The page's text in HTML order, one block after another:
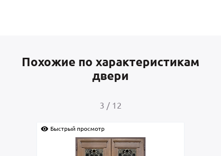
Похожие по характеристикам
двери
4 / 12
Быстрый просмотр